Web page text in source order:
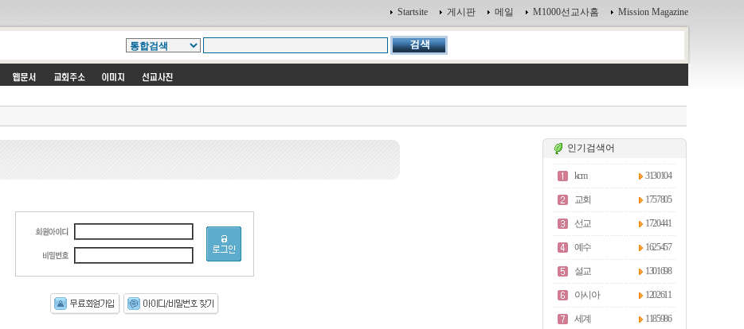
Startsite 게시판 메일 M1000선교사홈 Mission Magazine
인기검색어
kcm 3130104
교회 1757805
선교 1720441
예수 1625457
설교 1301698
아시아 1202611
세계 1185986